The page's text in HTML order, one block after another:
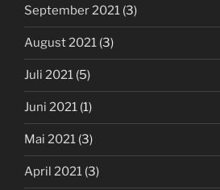
September 2021 (3)
August 2021 (3)
Juli 2021 (5)
Juni 2021 (1)
Mai 2021 (3)
April 2021 (3)